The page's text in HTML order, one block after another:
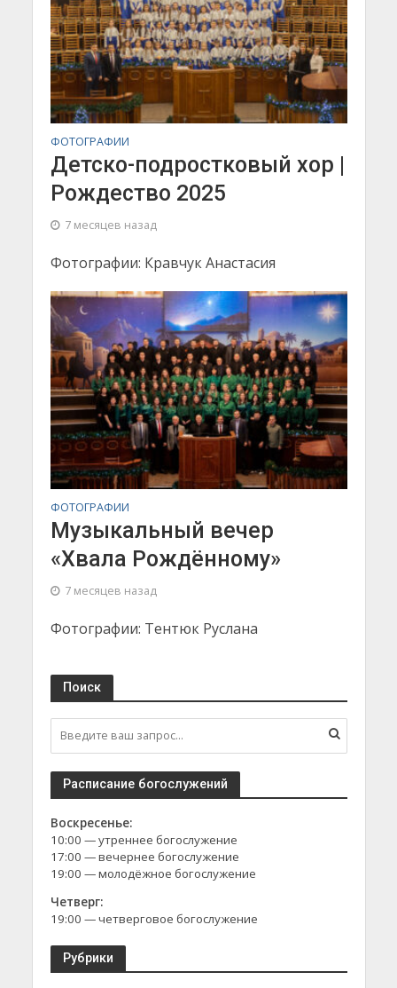
ФОТОГРАФИИ
Детско-подростковый хор |
Рождество 2025
7 месяцев назад
Фотографии: Кравчук Анастасия
ФОТОГРАФИИ
Музыкальный вечер
«Хвала Рождённому»
7 месяцев назад
Фотографии: Тентюк Руслана
Поиск
Расписание богослужений
Воскресенье:
10:00 — утреннее богослужение
17:00 — вечернее богослужение
19:00 — молодёжное богослужение
Четверг:
19:00 — четверговое богослужение
Рубрики